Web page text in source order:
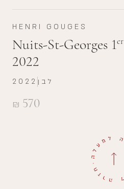
HENRI GOUGES
Nuits-St-Georges 1er
2022
₪ 570
2022 לבן